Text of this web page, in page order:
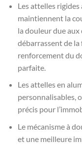
Les attelles
maintiennent la
la douleur due
débarrassent de
renforcement du
parfaite.
Les attelles en
personnalisables,
précis pour
Le mécanisme à
et une meilleure